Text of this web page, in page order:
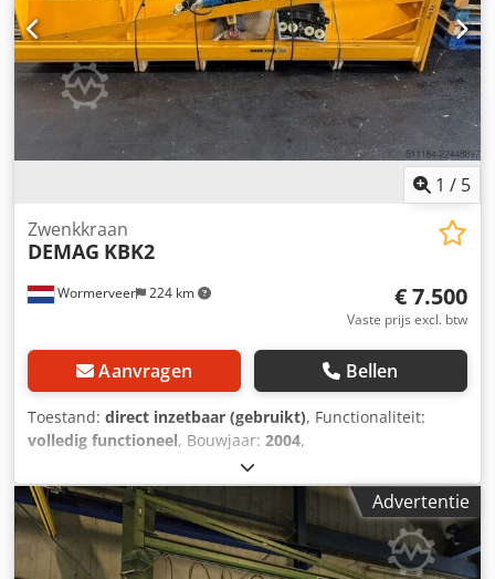
lengte 400 mm, breedte = 150 mm Radius 3.000 mm
Maximaal lastgewicht 30 kg Bedieningshoogte bij afzetten
1551 Minimale bedieningshoogte 251 Maximale
bedieningshoogte 2201 Afmetingen: 3,7 m x 2,4 m x 1 m
Flexibele hijskolom met voetplaat (afmetingen ca. 1,0 m x
1,0 m) Een bezichtiging onder spanning is mogelijk na
voorafgaande afspraak. Prijs op aanvraag Bij alle
technische gegevens kunnen typefouten/vergissingen
voorkomen. Verkoop uitsluitend in landen binnen de EU.
1 / 5
Wormerveer 224 km
Zwenkkraan
DEMAG KBK2
€ 7.500
Vaste prijs excl. btw
Aanvragen Bellen
Toestand: direct inzetbaar (gebruikt), Functionaliteit:
volledig functioneel, Bouwjaar: 2004,
308-71800
mm, totale lengte:3.500 mm, Used Demag KBK2 column
crane offered for sale. Maximum load 1000kg Electric hoist
in good condition Csdpfx Aszqc Ebolxoha Electric controls
in good condition
Advertentie